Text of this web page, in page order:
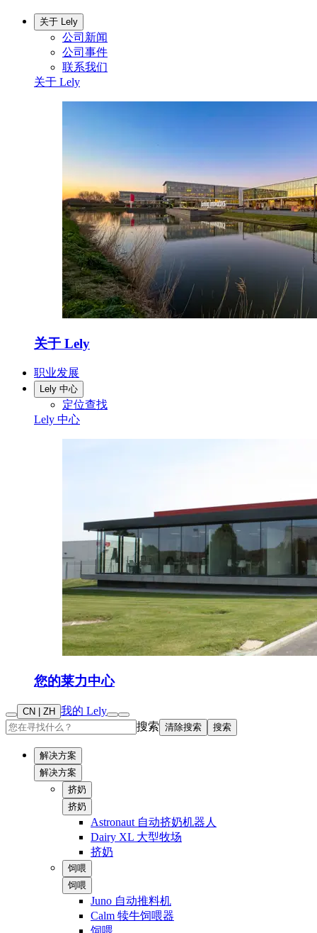
关于 Lely
公司新闻
公司事件
联系我们
关于 Lely
关于 Lely
职业发展
Lely 中心
定位查找
Lely 中心
您的莱力中心
CN | ZH 我的 Lely
搜索 清除搜索 搜索
解决方案
解决方案
挤奶
挤奶
Astronaut 自动挤奶机器人
Dairy XL 大型牧场
挤奶
饲喂
饲喂
Juno 自动推料机
Calm 犊牛饲喂器
饲喂